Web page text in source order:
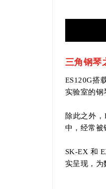
三角钢琴
ES120G搭
实验室的钢
除此之外
中，经常被
SK-EX 和
实呈现，为